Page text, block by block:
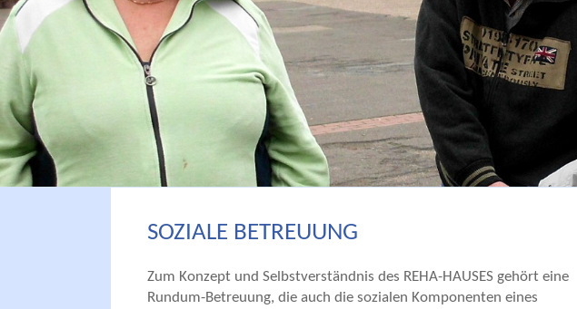
SOZIALE BETREUUNG
Zum Konzept und Selbstverständnis des REHA-HAUSES gehört eine
Rundum-Betreuung, die auch die sozialen Komponenten eines